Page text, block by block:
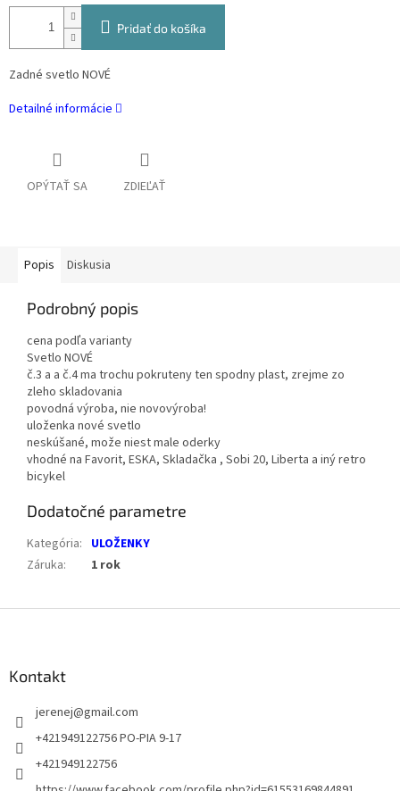
Pridať do košíka
Zadné svetlo NOVÉ
Detailné informácie
OPÝTAŤ SA ZDIEĽAŤ
Popis Diskusia
Podrobný popis
cena podľa varianty
Svetlo NOVÉ
č.3 a a č.4 ma trochu pokruteny ten spodny plast, zrejme zo
zleho skladovania
povodná výroba, nie novovýroba!
uloženka nové svetlo
neskúšané, može niest male oderky
vhodné na Favorit, ESKA, Skladačka , Sobi 20, Liberta a iný retro
bicykel
Dodatočné parametre
Kategória: ULOŽENKY
Záruka: 1 rok
Kontakt
jerenej@gmail.com
+421949122756 PO-PIA 9-17
+421949122756